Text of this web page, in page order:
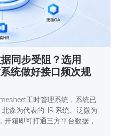
同步受阻？选用
统做好接口频次规
工时管理系统，系统已
森为代表的HR 系统、泛微为
箱即可打通三方平台数据，